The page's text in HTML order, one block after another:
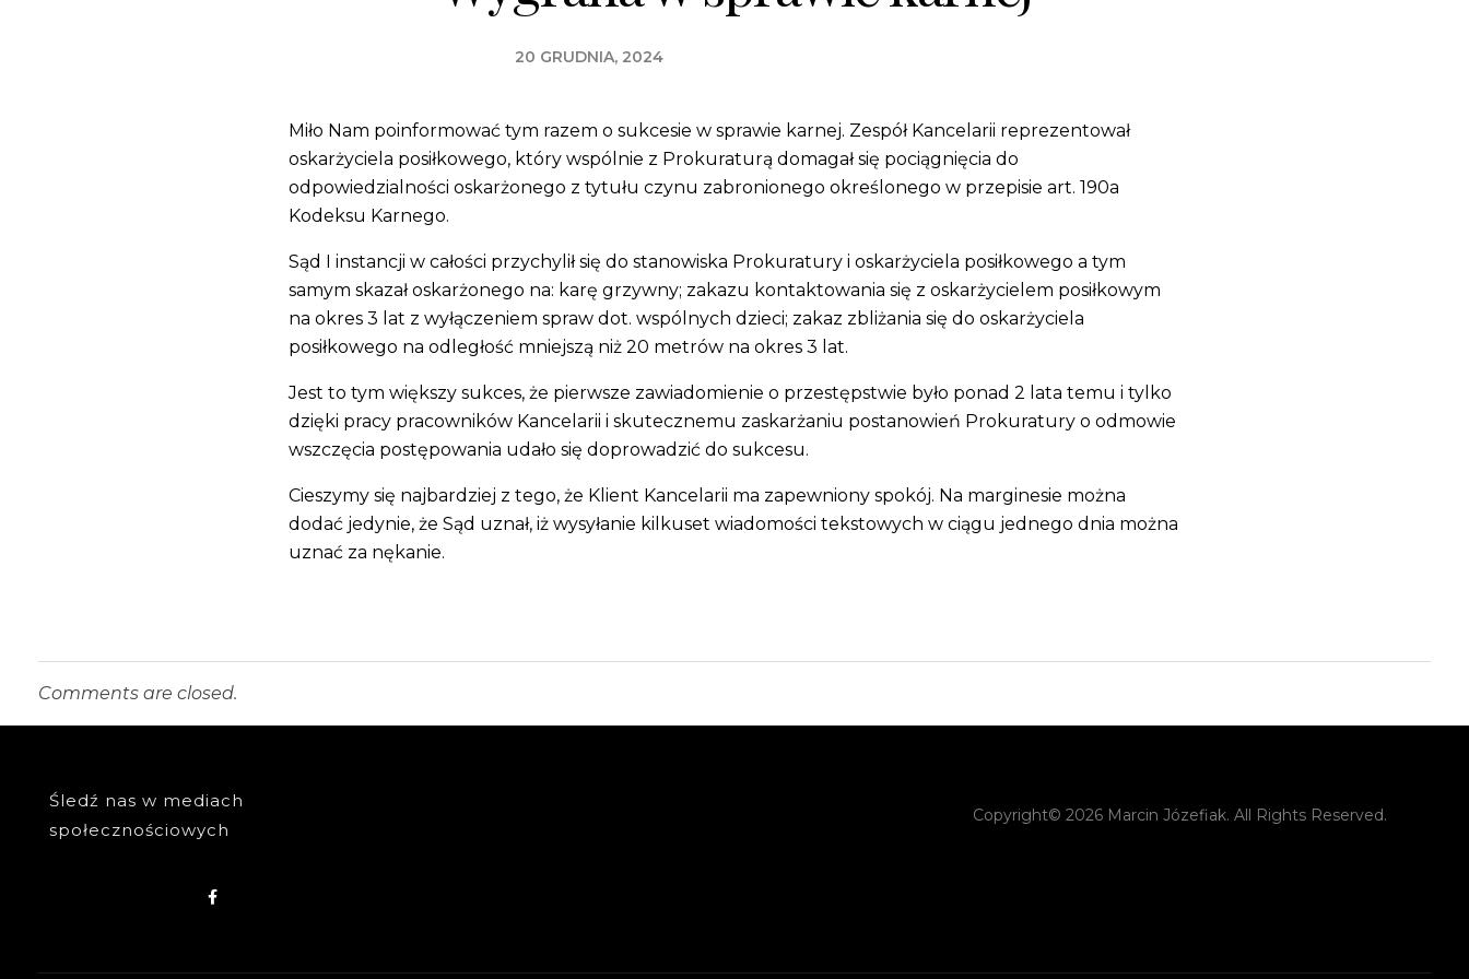
20 GRUDNIA, 2024
Miło Nam poinformować tym razem o sukcesie w sprawie karnej. Zespół Kancelarii reprezentował
oskarżyciela posiłkowego, który wspólnie z Prokuraturą domagał się pociągnięcia do
odpowiedzialności oskarżonego z tytułu czynu zabronionego określonego w przepisie art. 190a
Kodeksu Karnego.
Sąd I instancji w całości przychylił się do stanowiska Prokuratury i oskarżyciela posiłkowego a tym
samym skazał oskarżonego na: karę grzywny; zakazu kontaktowania się z oskarżycielem posiłkowym
na okres 3 lat z wyłączeniem spraw dot. wspólnych dzieci; zakaz zbliżania się do oskarżyciela
posiłkowego na odległość mniejszą niż 20 metrów na okres 3 lat.
Jest to tym większy sukces, że pierwsze zawiadomienie o przestępstwie było ponad 2 lata temu i tylko
dzięki pracy pracowników Kancelarii i skutecznemu zaskarżaniu postanowień Prokuratury o odmowie
wszczęcia postępowania udało się doprowadzić do sukcesu.
Cieszymy się najbardziej z tego, że Klient Kancelarii ma zapewniony spokój. Na marginesie można
dodać jedynie, że Sąd uznał, iż wysyłanie kilkuset wiadomości tekstowych w ciągu jednego dnia można
uznać za nękanie.
Comments are closed.
Śledź nas w mediach
społecznościowych
Copyright© 2026 Marcin Józefiak. All Rights Reserved.